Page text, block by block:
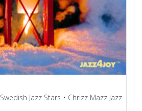
Jazz Stars • Chrizz Mazz Jazz